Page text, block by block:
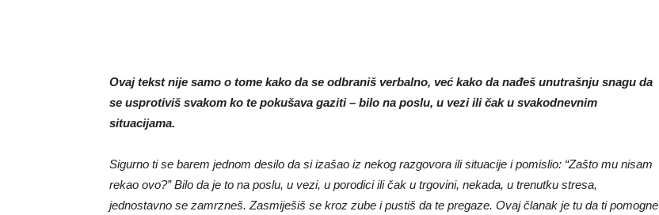
Ovaj tekst nije samo o tome kako da se odbraniš verbalno, već kako da nađeš unutrašnju snagu da
se usprotiviš svakom ko te pokušava gaziti – bilo na poslu, u vezi ili čak u svakodnevnim
situacijama.
Sigurno ti se barem jednom desilo da si izašao iz nekog razgovora ili situacije i pomislio: “Zašto mu nisam
rekao ovo?” Bilo da je to na poslu, u vezi, u porodici ili čak u trgovini, nekada, u trenutku stresa,
jednostavno se zamrzneš. Zasmiješiš se kroz zube i pustiš da te pregaze. Ovaj članak je tu da ti pomogne